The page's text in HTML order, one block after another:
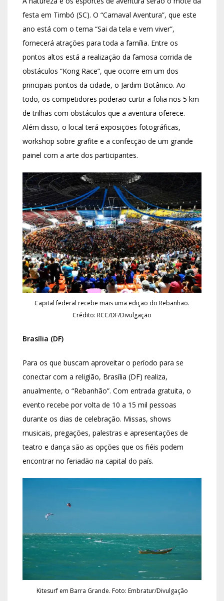
festa em Timbó (SC). O “Carnaval Aventura”, que este
ano está com o tema “Sai da tela e vem viver”,
fornecerá atrações para toda a família. Entre os
pontos altos está a realização da famosa corrida de
obstáculos “Kong Race”, que ocorre em um dos
principais pontos da cidade, o Jardim Botânico. Ao
todo, os competidores poderão curtir a folia nos 5 km
de trilhas com obstáculos que a aventura oferece.
Além disso, o local terá exposições fotográficas,
workshop sobre grafite e a confecção de um grande
painel com a arte dos participantes.
Capital federal recebe mais uma edição do Rebanhão.
Crédito: RCC/DF/Divulgação
Brasília (DF)
Para os que buscam aproveitar o período para se
conectar com a religião, Brasília (DF) realiza,
anualmente, o “Rebanhão”. Com entrada gratuita, o
evento recebe por volta de 10 a 15 mil pessoas
durante os dias de celebração. Missas, shows
musicais, pregações, palestras e apresentações de
teatro e dança são as opções que os fiéis podem
encontrar no feriadão na capital do país.
Kitesurf em Barra Grande. Foto: Embratur/Divulgação